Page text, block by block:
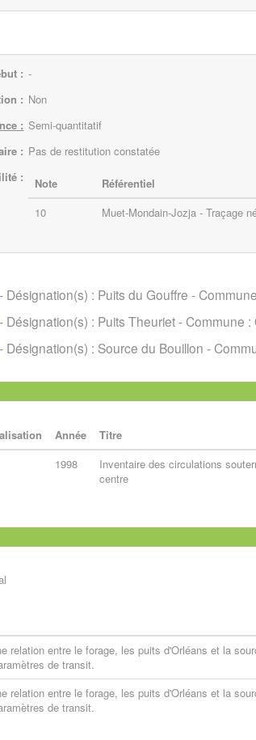
: -
: Non
: Semi-quantitatif
: Pas de restitution constatée
: Note Référentiel
10
Muet-Mondain-Jozja - Traçage
- Désignation(s) : Puits du Gouffre -
- Désignation(s) : Puits Theuriet -Commune :
- Désignation(s) : Source du Bouillon -
Année Titre
1998
Inventaire des circulations
centre
relation entre le forage, les puits d'Orléans et la
de transit.
relation entre le forage, les puits d'Orléans et la
de transit.